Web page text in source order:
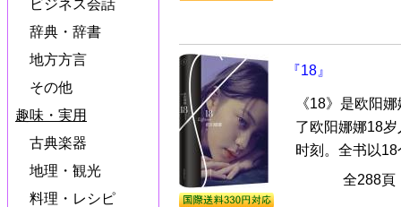
ビジネス会話
辞典・辞書
地方方言
その他
趣味・実用
古典楽器
地理・観光
料理・レシピ
『18』
《18》是欧阳
了欧阳娜娜18
时刻。全书以18
全288